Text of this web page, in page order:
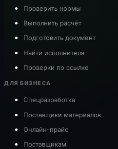
Проверить нормы
Выполнить расчёт
Подготовить документ
Найти исполнителя
Проверки по ссылке
ДЛЯ БИЗНЕСА
Спецразработка
Поставщики материалов
Онлайн-прайс
Поставщикам